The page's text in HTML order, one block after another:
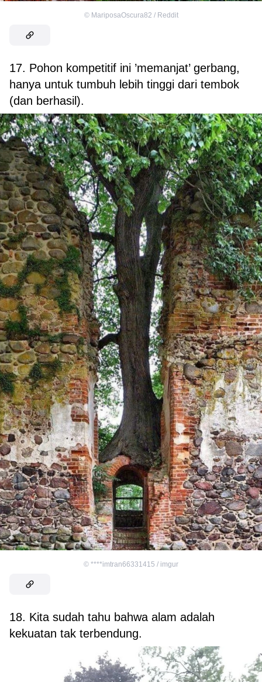
© MariposaOscura82 / Reddit
17. Pohon kompetitif ini ’memanjat’ gerbang,
hanya untuk tumbuh lebih tinggi dari tembok
(dan berhasil).
© ****imtran66331415 / imgur
18. Kita sudah tahu bahwa alam adalah
kekuatan tak terbendung.